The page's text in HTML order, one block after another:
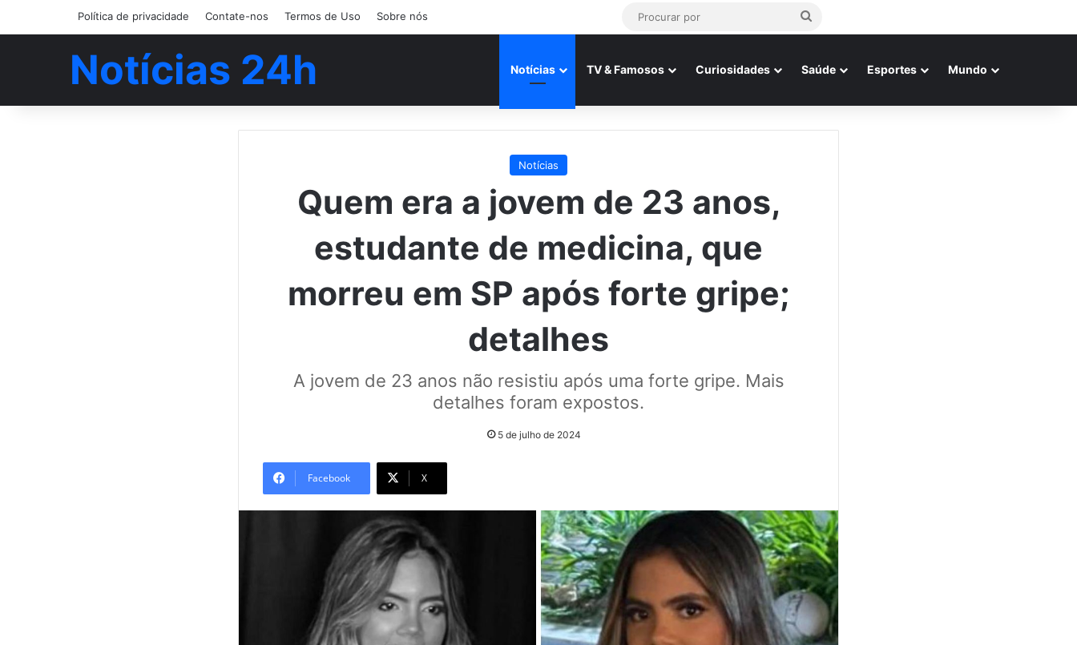
Política de privacidade Contate-nos Termos de Uso Sobre nós
Procurar
Notícias 24h Notícias TV & Famosos Curiosidades Saúde Esportes Mundo
Notícias
Quem era a jovem de 23 anos,
estudante de medicina, que
morreu em SP após forte gripe;
detalhes
A jovem de 23 anos não resistiu após uma forte gripe. Mais
detalhes foram expostos.
5 de julho de 2024
Facebook X